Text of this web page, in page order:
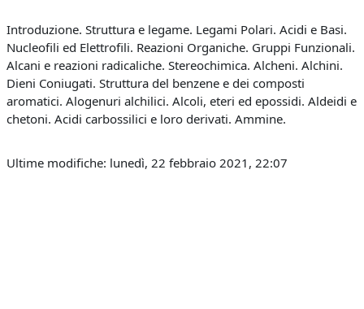
Introduzione. Struttura e legame. Legami Polari. Acidi e Basi.
Nucleofili ed Elettrofili. Reazioni Organiche. Gruppi Funzionali.
Alcani e reazioni radicaliche. Stereochimica. Alcheni. Alchini.
Dieni Coniugati. Struttura del benzene e dei composti
aromatici. Alogenuri alchilici. Alcoli, eteri ed epossidi. Aldeidi e
chetoni. Acidi carbossilici e loro derivati. Ammine.
Ultime modifiche: lunedì, 22 febbraio 2021, 22:07